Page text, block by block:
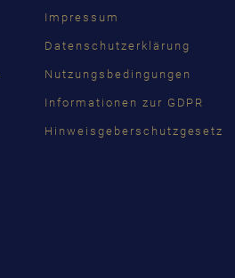
Impressum
Datenschutzerklärung
Nutzungsbedingungen
Informationen zur GDPR
Hinweisgeberschutzgesetz